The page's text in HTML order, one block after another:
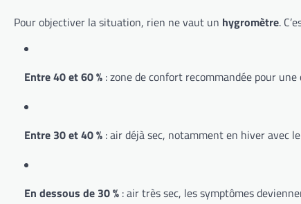
Pour objectiver la situation, rien ne vaut un hygromètre.
Entre 40 et 60 % : zone de confort recommandée pour une
Entre 30 et 40 % : air déjà sec, notamment en hiver avec
En dessous de 30 % : air très sec, les symptômes